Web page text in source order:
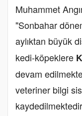
Muhammet
"Sonbahar
aylıktan büyük
kedi-köpeklere
devam
veteriner bilgi